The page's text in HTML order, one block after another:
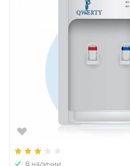
В наличии